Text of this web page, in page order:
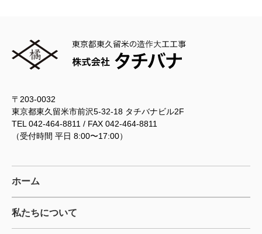
〒203-0032
東京都東久留米市前沢5-32-18 タチバナビル2F
TEL 042-464-8811 / FAX 042-464-8811
（受付時間 平日 8:00〜17:00）
ホーム
私たちについて